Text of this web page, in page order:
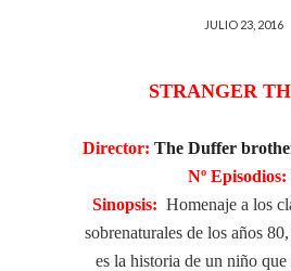
JULIO 23, 2016
STRANGER
Director: The Duffer
Nº Episodios:
Sinopsis: Homenaje a los
sobrenaturales de los años
es la historia de un niño que